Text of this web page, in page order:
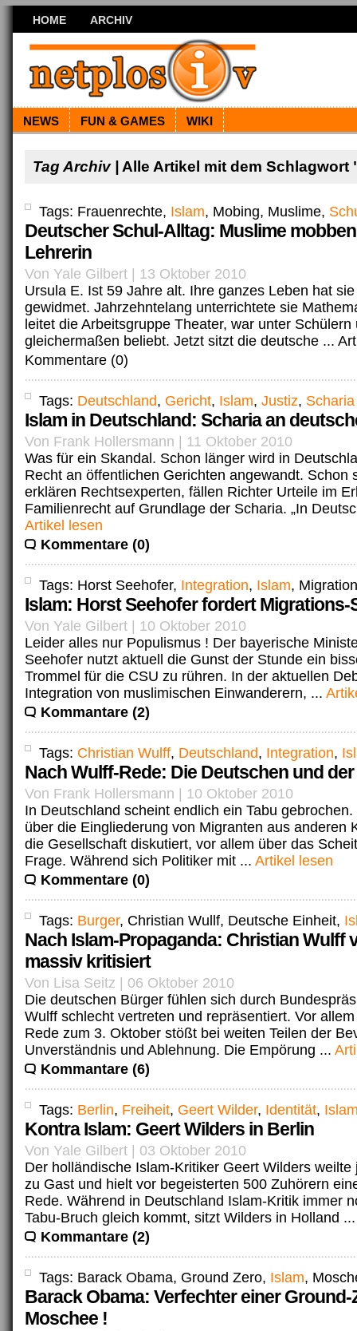
HOME ARCHIV
NEWS FUN & GAMES WIKI
Tag Archiv | Alle Artikel mit dem Schlagwort
Tags: Frauenrechte, Islam, Mobing, Muslime,
Deutscher Schul-Alltag: Muslime
Lehrerin
Von Yale Gilbert | 13 Oktober 2010
Ursula E. Ist 59 Jahre alt. Ihre ganzes Leben hat
gewidmet. Jahrzehntelang unterrichtete sie
leitet die Arbeitsgruppe Theater, war unter Schülern
gleichermaßen beliebt. Jetzt sitzt die deutsche ...
Kommentare (0)
Tags: Deutschland, Gericht, Islam, Justiz, Scharia
Islam in Deutschland: Scharia an
Von Frank Hollersmann | 11 Oktober 2010
Was für ein Skandal. Schon länger wird in
Recht an öffentlichen Gerichten angewandt. Schon
erklären Rechtsexperten, fällen Richter Urteile im
Familienrecht auf Grundlage der Scharia. „In
Artikel lesen
Kommentare (0)
Tags: Horst Seehofer, Integration, Islam, Migration
Islam: Horst Seehofer fordert Migrations-
Von Yale Gilbert | 10 Oktober 2010
Leider alles nur Populismus ! Der bayerische
Seehofer nutzt aktuell die Gunst der Stunde ein
Trommel für die CSU zu rühren. In der aktuellen
Integration von muslimischen Einwanderern, ...
Kommantare (2)
Tags: Christian Wulff, Deutschland, Integration,
Nach Wulff-Rede: Die Deutschen und
Von Frank Hollersmann | 10 Oktober 2010
In Deutschland scheint endlich ein Tabu
über die Eingliederung von Migranten aus anderen
die Gesellschaft diskutiert, vor allem über das
Frage. Während sich Politiker mit ... Artikel lesen
Kommentare (0)
Tags: Burger, Christian Wullf, Deutsche Einheit,
Nach Islam-Propaganda: Christian Wulff
massiv kritisiert
Von Lisa Seitz | 06 Oktober 2010
Die deutschen Bürger fühlen sich durch
Wulff schlecht vertreten und repräsentiert. Vor
Rede zum 3. Oktober stößt bei weiten Teilen der
Unverständnis und Ablehnung. Die Empörung ...
Kommantare (6)
Tags: Berlin, Freiheit, Geert Wilder, Identität,
Kontra Islam: Geert Wilders in Berlin
Von Yale Gilbert | 03 Oktober 2010
Der holländische Islam-Kritiker Geert Wilders weilte
zu Gast und hielt vor begeisterten 500 Zuhörern
Rede. Während in Deutschland Islam-Kritik immer
Tabu-Bruch gleich kommt, sitzt Wilders in Holland
Kommantare (2)
Tags: Barack Obama, Ground Zero, Islam,
Barack Obama: Verfechter einer Ground-
Moschee !